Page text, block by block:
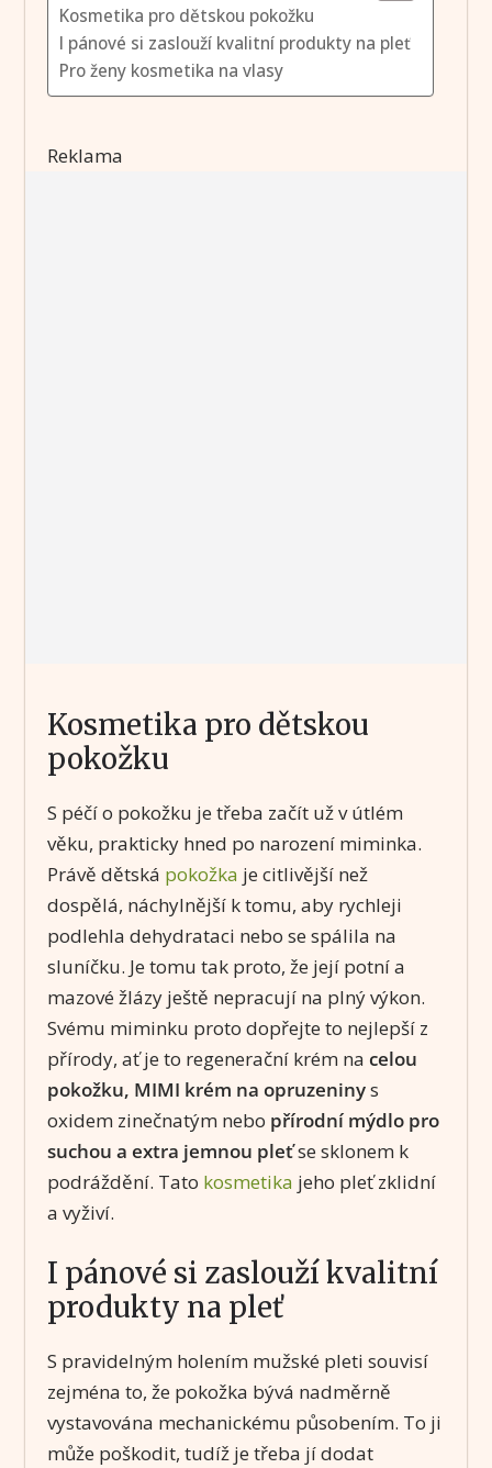
Kosmetika pro dětskou pokožku
I pánové si zaslouží kvalitní produkty na pleť
Pro ženy kosmetika na vlasy
Reklama
Kosmetika pro dětskou
pokožku
S péčí o pokožku je třeba začít už v útlém
věku, prakticky hned po narození miminka.
Právě dětská pokožka je citlivější než
dospělá, náchylnější k tomu, aby rychleji
podlehla dehydrataci nebo se spálila na
sluníčku. Je tomu tak proto, že její potní a
mazové žlázy ještě nepracují na plný výkon.
Svému miminku proto dopřejte to nejlepší z
přírody, ať je to regenerační krém na celou
pokožku, MIMI krém na opruzeninys
oxidem zinečnatým nebo přírodní mýdlo pro
suchou a extra jemnou pleťse sklonem k
podráždění. Tato kosmetika jeho pleť zklidní
a vyživí.
I pánové si zaslouží kvalitní
produkty na pleť
S pravidelným holením mužské pleti souvisí
zejména to, že pokožka bývá nadměrně
vystavována mechanickému působením. To ji
může poškodit, tudíž je třeba jí dodat